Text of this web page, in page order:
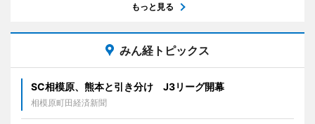
もっと見る
みん経トピックス
SC相模原、熊本と引き分け J3リーグ開幕
相模原町田経済新聞